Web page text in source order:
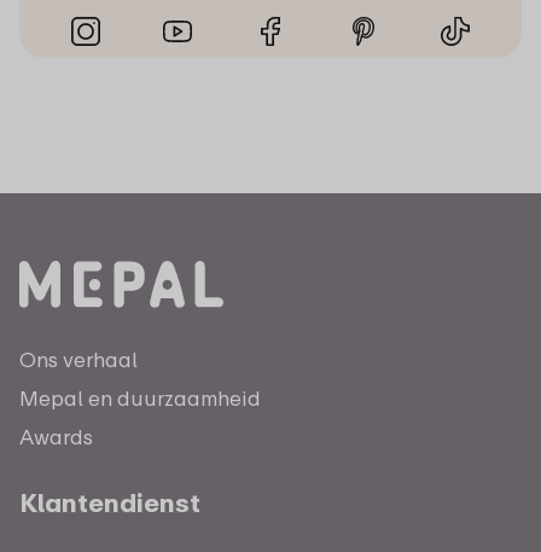
Ons verhaal
Mepal en duurzaamheid
Awards
Klantendienst